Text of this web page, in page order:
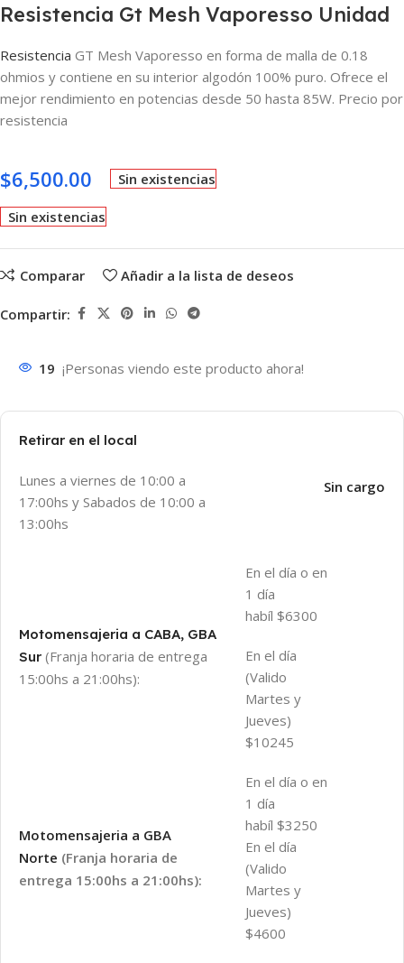
Resistencia Gt Mesh Vaporesso Unidad
Resistencia GT Mesh Vaporesso en forma de malla de 0.18
ohmios y contiene en su interior algodón 100% puro. Ofrece el
mejor rendimiento en potencias desde 50 hasta 85W. Precio por
resistencia
$6,500.00 Sin existencias
Sin existencias
Comparar Añadir a la lista de deseos
Compartir:
19 ¡Personas viendo este producto ahora!
Retirar en el local
Lunes a viernes de 10:00 a
17:00hs y Sabados de 10:00 a
13:00hs
Sin cargo
Motomensajeria a CABA, GBA
Sur (Franja horaria de entrega
15:00hs a 21:00hs):
En el día o en
1 día
habíl $6300
En el día
(Valido
Martes y
Jueves)
$10245
Motomensajeria a GBA
Norte (Franja horaria de
entrega 15:00hs a 21:00hs):
En el día o en
1 día
habíl $3250
En el día
(Valido
Martes y
Jueves)
$4600